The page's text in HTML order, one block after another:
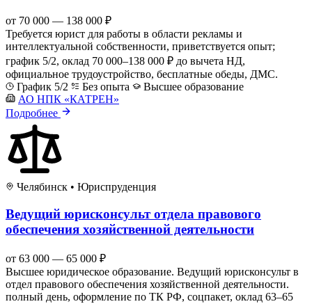
от 70 000 — 138 000 ₽
Требуется юрист для работы в области рекламы и
интеллектуальной собственности, приветствуется опыт;
график 5/2, оклад 70 000–138 000 ₽ до вычета НД,
официальное трудоустройство, бесплатные обеды, ДМС.
График 5/2
Без опыта
Высшее образование
АО НПК «КАТРЕН»
Подробнее
Челябинск • Юриспруденция
Ведущий юрисконсульт отдела правового
обеспечения хозяйственной деятельности
от 63 000 — 65 000 ₽
Высшее юридическое образование. Ведущий юрисконсульт в
отдел правового обеспечения хозяйственной деятельности.
полный день, оформление по ТК РФ, соцпакет, оклад 63–65